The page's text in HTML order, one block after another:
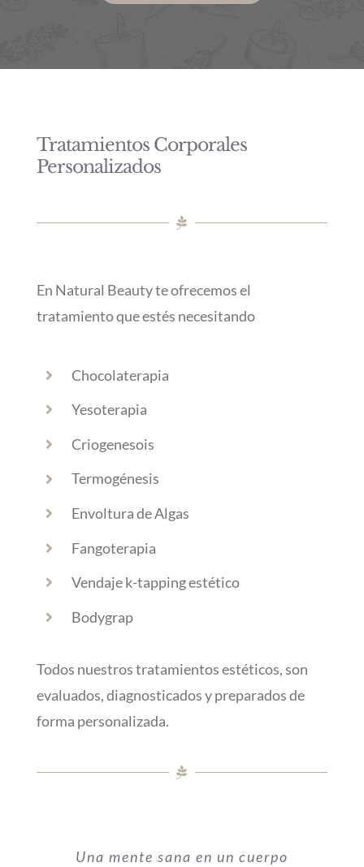
Tratamientos Corporales
Personalizados
En Natural Beauty te ofrecemos el
tratamiento que estés necesitando
Chocolaterapia
Yesoterapia
Criogenesois
Termogénesis
Envoltura de Algas
Fangoterapia
Vendaje k-tapping estético
Bodygrap
Todos nuestros tratamientos estéticos, son
evaluados, diagnosticados y preparados de
forma personalizada.
Una mente sana en un cuerpo